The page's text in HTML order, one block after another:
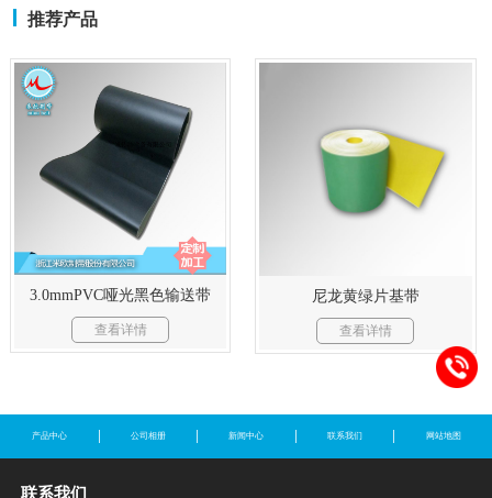
推荐产品
3.0mmPVC哑光黑色输送带
查看详情
尼龙黄绿片基带
查看详情
产品中心 公司相册 新闻中心 联系我们 网站地图
联系我们